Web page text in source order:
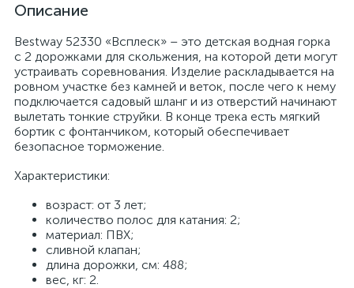
Описание
Bestway 52330 «Всплеск» – это детская водная горка
с 2 дорожками для скольжения, на которой дети могут
устраивать соревнования. Изделие раскладывается на
ровном участке без камней и веток, после чего к нему
подключается садовый шланг и из отверстий начинают
вылетать тонкие струйки. В конце трека есть мягкий
бортик с фонтанчиком, который обеспечивает
безопасное торможение.
Характеристики:
возраст: от 3 лет;
количество полос для катания: 2;
материал: ПВХ;
сливной клапан;
длина дорожки, см: 488;
вес, кг: 2.